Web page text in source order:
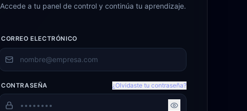
Accede a tu panel de control y continúa tu aprendizaje.
CORREO ELECTRÓNICO
CONTRASEÑA ¿Olvidaste tu contraseña?